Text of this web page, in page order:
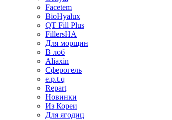
Facetem
BioHyalux
QT Fill Plus
FillersHA
Для морщин
В лоб
Aliaxin
Сферогель
e.p.t.q
Repart
Новинки
Из Кореи
Для ягодиц